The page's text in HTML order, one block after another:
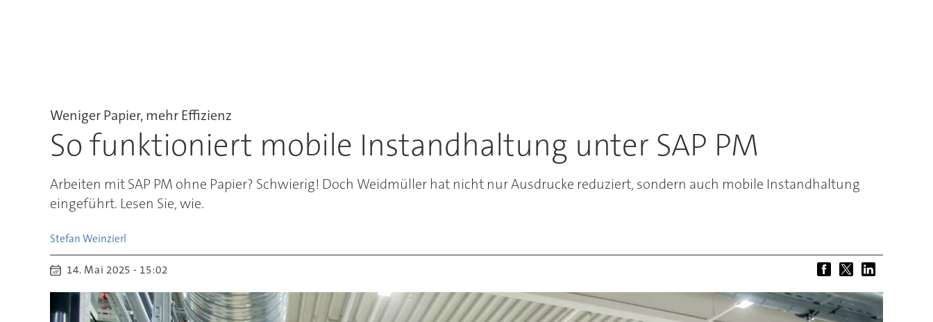
Weniger Papier, mehr Effizienz
So funktioniert mobile Instandhaltung unter SAP PM
Arbeiten mit SAP PM ohne Papier? Schwierig! Doch Weidmüller hat nicht nur Ausdrucke reduziert, sondern auch mobile Instandhaltung
eingeführt. Lesen Sie, wie.
Stefan Weinzierl
14. Mai 2025 - 15:02